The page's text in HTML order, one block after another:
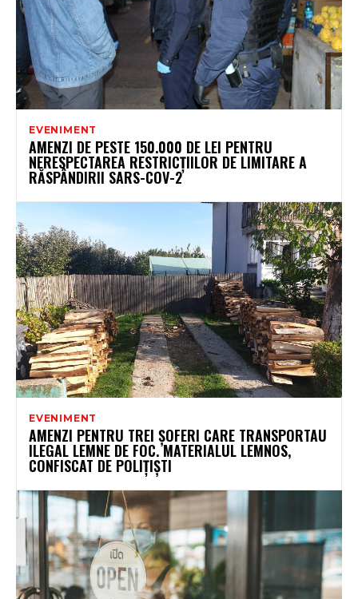
EVENIMENT
AMENZI DE PESTE 150.000 DE LEI PENTRU
NERESPECTAREA RESTRICȚIILOR DE LIMITARE A
RĂSPÂNDIRII SARS-COV-2
EVENIMENT
AMENZI PENTRU TREI ȘOFERI CARE TRANSPORTAU
ILEGAL LEMNE DE FOC. MATERIALUL LEMNOS,
CONFISCAT DE POLIȚIȘTI